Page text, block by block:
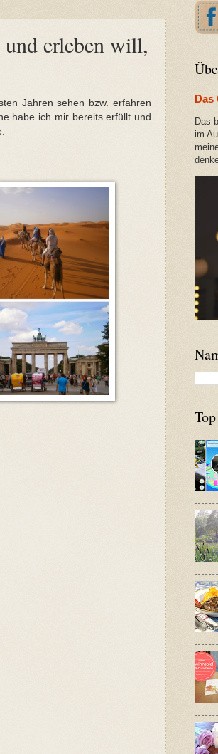
erleben will,
Jahren sehen bzw. erfahren
habe ich mir bereits erfüllt und
Das
Das
im